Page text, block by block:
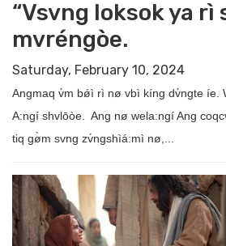
“Vsvng loksok ya rì
mvréngòe.
Saturday, February 10, 2024
Angmaq v́m bǿì rì nø vbì kíng dv́ngte íe.
A:ngí shvlōòe. Ang nø wela:ngí Ang
tiq gø̀m svng zv́ngshìá:mì nø,...